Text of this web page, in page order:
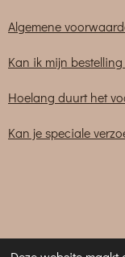
Algemene
Kan ik mijn
Hoelang duurt het
Kan je speciale